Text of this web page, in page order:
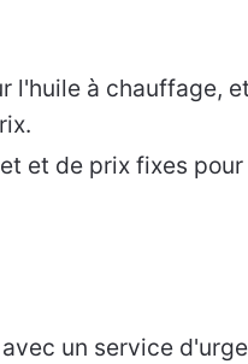
l'huile à chauffage,
et de prix fixes
un service